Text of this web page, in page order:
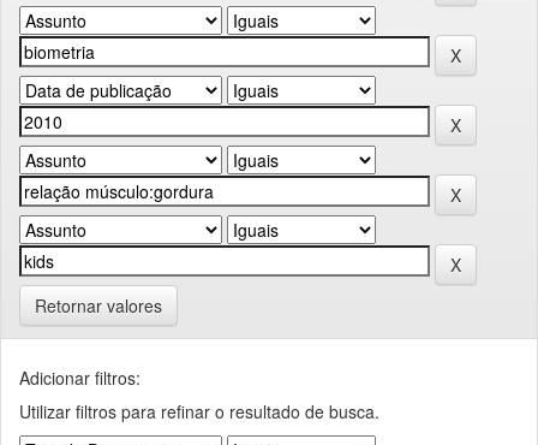
Retornar valores
Adicionar filtros:
Utilizar filtros para refinar o resultado de busca.